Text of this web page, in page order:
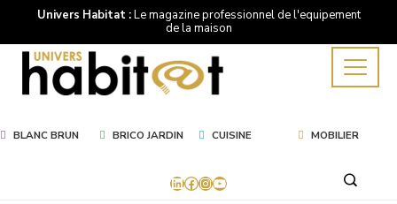
Univers Habitat :Le magazine professionnel de l'equipement
de la maison
BLANC BRUN BRICO JARDIN CUISINE MOBILIER
LinkedIn
Facebook
Instagram
YouTube